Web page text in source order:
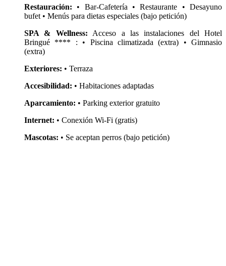
Restauración: • Bar-Cafetería • Restaurante • Desayuno
bufet • Menús para dietas especiales (bajo petición)
SPA & Wellness: Acceso a las instalaciones del Hotel
Bringué **** : • Piscina climatizada (extra) • Gimnasio
(extra)
Exteriores: • Terraza
Accesibilidad: • Habitaciones adaptadas
Aparcamiento: • Parking exterior gratuito
Internet: • Conexión Wi-Fi (gratis)
Mascotas: • Se aceptan perros (bajo petición)